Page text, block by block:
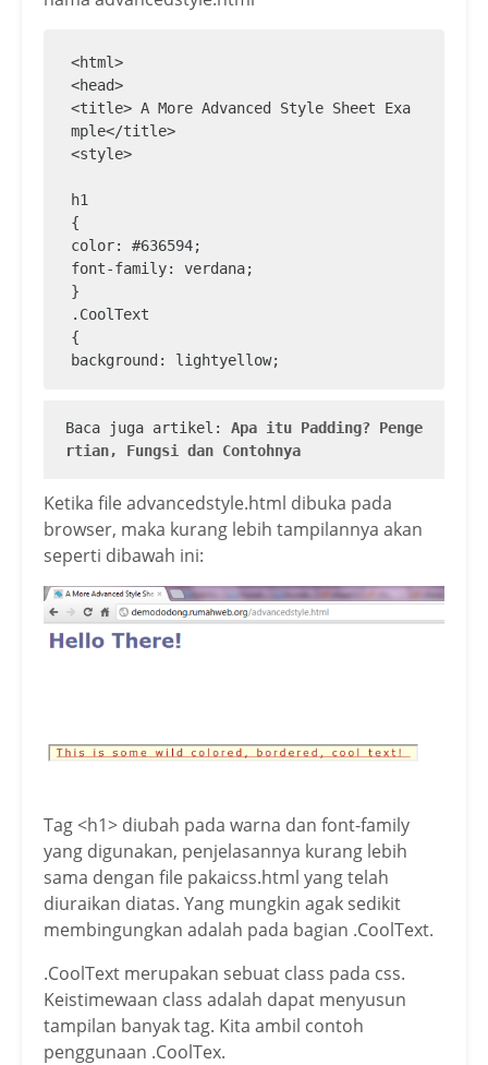
<html>
<head>
<title> A More Advanced Style Sheet Exa
mple</title>
<style>
h1
{
color: #636594;
font-family: verdana;
}
.CoolText
{
background: lightyellow;
padding-right: 10px;
padding-top: 2px;
color: #a00808;
font-family: Verdana;
text-decoration: underline;
size: 18pt;
cursor: wait;
letter-spacing: 3pt;
}
<span class=”CoolText”>
</span>
</body>
</html>
Baca juga artikel: Apa itu Padding? Penge
rtian, Fungsi dan Contohnya
Ketika file advancedstyle.html dibuka pada
browser, maka kurang lebih tampilannya akan
seperti dibawah ini:
Tag <h1> diubah pada warna dan font-family
yang digunakan, penjelasannya kurang lebih
sama dengan file pakaicss.html yang telah
diuraikan diatas. Yang mungkin agak sedikit
membingungkan adalah pada bagian .CoolText.
.CoolText merupakan sebuat class pada css.
Keistimewaan class adalah dapat menyusun
tampilan banyak tag. Kita ambil contoh
penggunaan .CoolTex.